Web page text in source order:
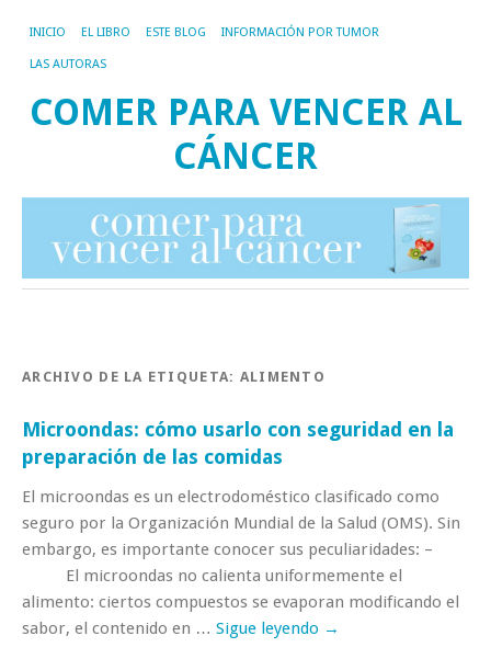
INICIO EL LIBRO ESTE BLOG INFORMACIÓN POR TUMOR
LAS AUTORAS
COMER PARA VENCER AL
CÁNCER
ARCHIVO DE LA ETIQUETA: ALIMENTO
Microondas: cómo usarlo con seguridad en la
preparación de las comidas
El microondas es un electrodoméstico clasificado como
seguro por la Organización Mundial de la Salud (OMS). Sin
embargo, es importante conocer sus peculiaridades: –
El microondas no calienta uniformemente el
alimento: ciertos compuestos se evaporan modificando el
sabor, el contenido en … Sigue leyendo →